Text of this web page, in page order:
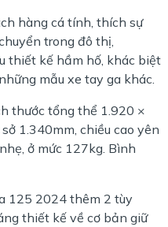
hàng cá tính, thích sự
trong đô thị,
thiết kế hầm hố, khác biệt
mẫu xe tay ga khác.
thước tổng thể 1.920 ×
1.340mm, chiều cao yên
ở mức 127kg. Bình
125 2024 thêm 2 tùy
thiết kế về cơ bản giữ